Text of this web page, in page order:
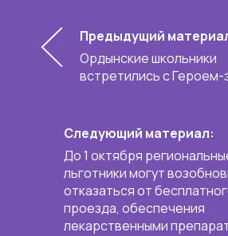
Предыдущий
Ордынские школьники
встретились с
Следующий материал:
До 1 октября
льготники могут
отказаться от
проезда, обеспечения
лекарственными